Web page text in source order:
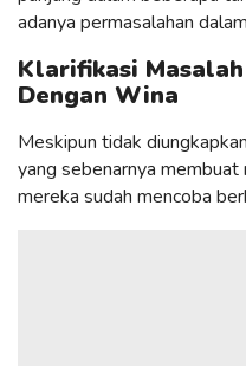
adanya permasalahan
Klarifikasi
Dengan Wina
Meskipun tidak
yang sebenarnya
mereka sudah mencoba